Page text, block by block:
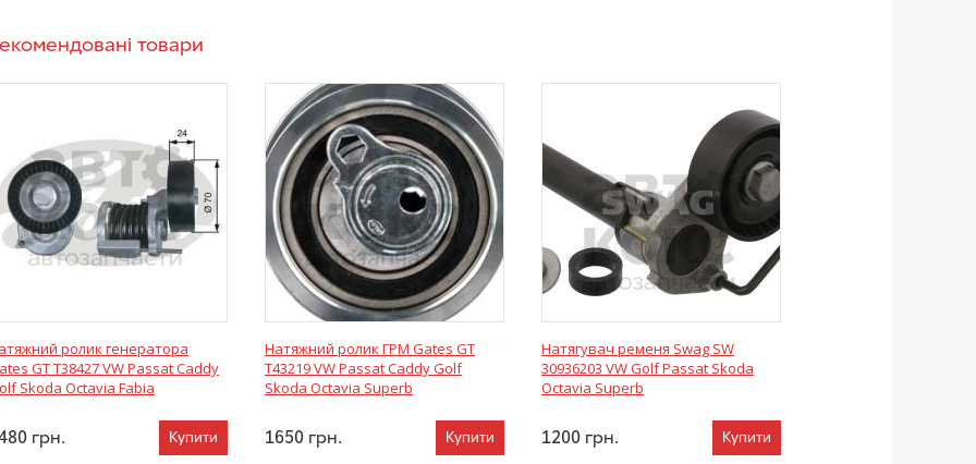
товари
ролик генератора
GT T38427 VW Passat Caddy
Skoda Octavia Fabia
грн. Купити
Натяжний ролик ГРМ Gates GT
T43219 VW Passat Caddy Golf
Skoda Octavia Superb
1650 грн. Купити
Натягувач ременя Swag SW
30936203 VW Golf Passat Skoda
Octavia Superb
1200 грн. Купити